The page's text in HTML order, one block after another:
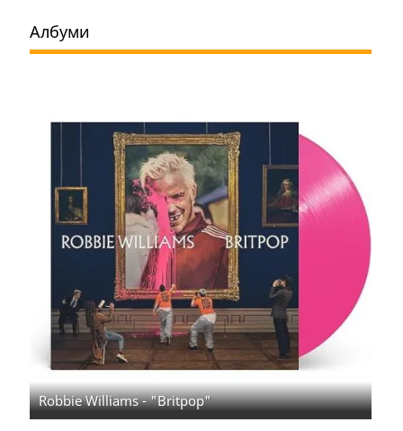
Албуми
Robbie Williams - "Britpop"